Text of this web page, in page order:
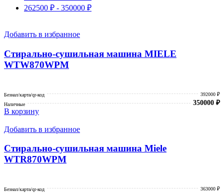
262500 ₽ - 350000 ₽
Добавить в избранное
Стирально-сушильная машина MIELE
WTW870WPM
Безнал/карта/qr-код
392000 ₽
Наличные
350000 ₽
В корзину
Добавить в избранное
Стирально-сушильная машина Miele
WTR870WPM
Безнал/карта/qr-код
363000 ₽